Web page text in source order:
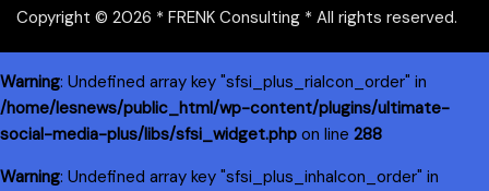
Copyright © 2026 * FRENK Consulting * All rights reserved.
Warning: Undefined array key "sfsi_plus_riaIcon_order" in
/home/lesnews/public_html/wp-content/plugins/ultimate-
social-media-plus/libs/sfsi_widget.php on line 288
Warning: Undefined array key "sfsi_plus_inhaIcon_order" in